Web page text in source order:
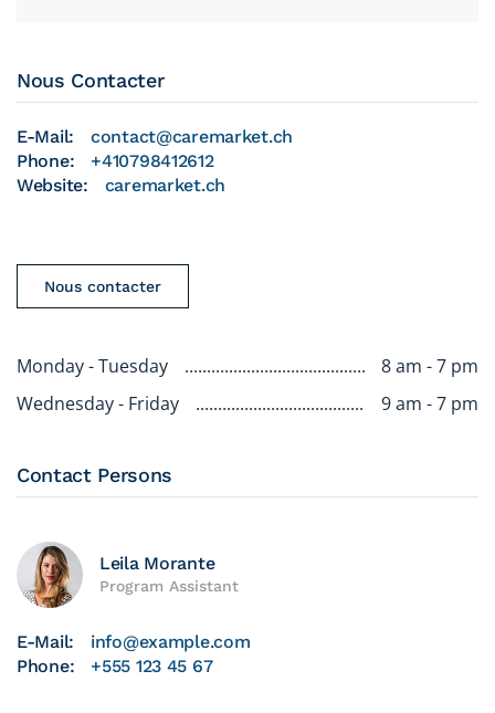
Nous Contacter
E-Mail:
contact@caremarket.ch
Phone:
+410798412612
Website:
caremarket.ch
Nous contacter
Monday - Tuesday
8 am - 7 pm
Wednesday - Friday
9 am - 7 pm
Contact Persons
Leila Morante
Program Assistant
E-Mail:
info@example.com
Phone:
+555 123 45 67